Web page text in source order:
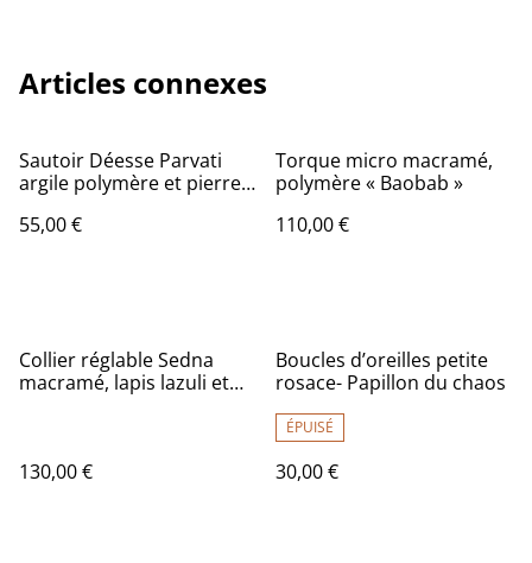
Articles connexes
Sautoir Déesse Parvati
argile polymère et pierre
55,00 €
Torque micro macramé,
polymère « Baobab »
110,00 €
Collier réglable Sedna
macramé, lapis lazuli et
130,00 €
Boucles d’oreilles petite
rosace- Papillon du chaos
ÉPUISÉ
30,00 €